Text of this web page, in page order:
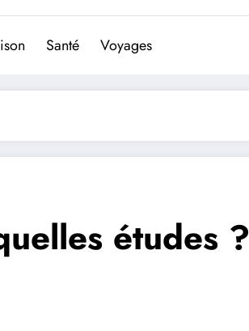
Santé Voyages
études ?